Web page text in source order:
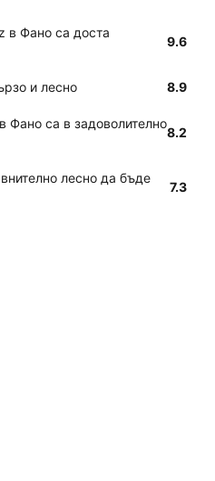
в Фано са доста
9.6
и лесно 8.9
Фано са в задоволително
8.2
лесно да бъде
7.3